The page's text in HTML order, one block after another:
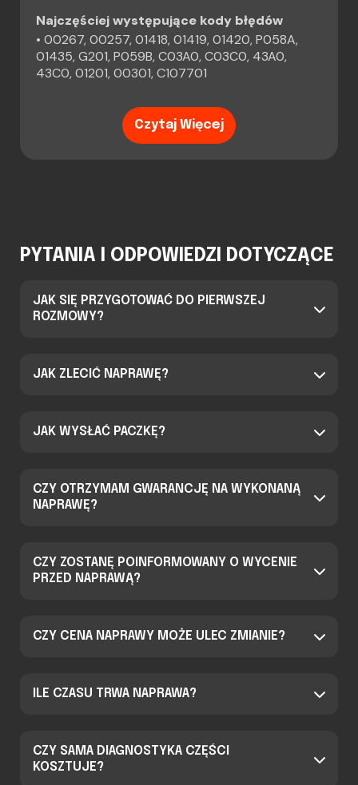
Najczęściej występujące kody błędów
• 00267, 00257, 01418, 01419, 01420, P058A,
01435, G201, P059B, C03A0, C03C0, 43A0,
43C0, 01201, 00301, C107701
Czytaj Więcej
PYTANIA I ODPOWIEDZI DOTYCZĄCE
JAK SIĘ PRZYGOTOWAĆ DO PIERWSZEJ
ROZMOWY?
JAK ZLECIĆ NAPRAWĘ?
JAK WYSŁAĆ PACZKĘ?
CZY OTRZYMAM GWARANCJĘ NA WYKONANĄ
NAPRAWĘ?
CZY ZOSTANĘ POINFORMOWANY O WYCENIE
PRZED NAPRAWĄ?
CZY CENA NAPRAWY MOŻE ULEC ZMIANIE?
ILE CZASU TRWA NAPRAWA?
CZY SAMA DIAGNOSTYKA CZĘŚCI
KOSZTUJE?